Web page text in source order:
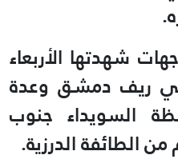
شهدتها الأربعاء
في ريف دمشق وعدة
السويداء جنوب
الطائفة الدرزية.